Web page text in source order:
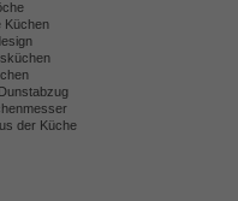
Küchen
der Küche